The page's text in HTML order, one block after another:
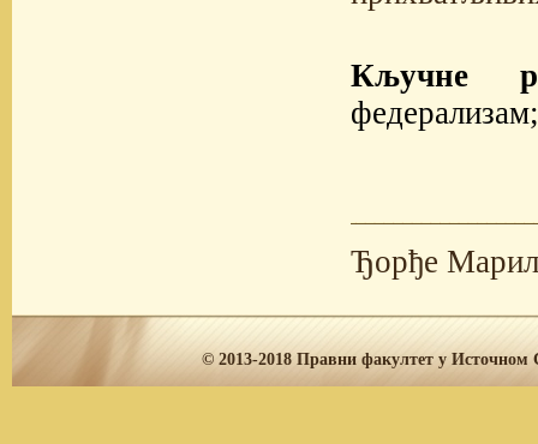
Кључне
Ђорђе
© 2013-2018 Правни факултет у Источном